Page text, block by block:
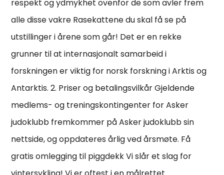
respekt og ydmykhet ovenfor de som avler frem
alle disse vakre Rasekattene du skal få se på
utstillinger i årene som går! Det er en rekke
grunner til at internasjonalt samarbeid i
forskningen er viktig for norsk forskning i Arktis og
Antarktis. 2. Priser og betalingsvilkår Gjeldende
medlems- og treningskontingenter for Asker
judoklubb fremkommer på Asker judoklubb sin
nettside, og oppdateres årlig ved årsmøte. Få
gratis omlegging til piggdekk Vi slår et slag for